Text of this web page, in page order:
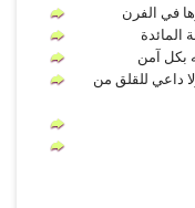
في الفرن
المائدة
بكل آمن
داعي للقلق من